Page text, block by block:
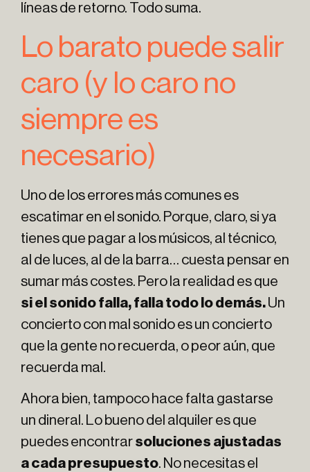
líneas de retorno. Todo suma.
Lo barato puede salir
caro (y lo caro no
siempre es
necesario)
Uno de los errores más comunes es
escatimar en el sonido. Porque, claro, si ya
tienes que pagar a los músicos, al técnico,
al de luces, al de la barra… cuesta pensar en
sumar más costes. Pero la realidad es que
si el sonido falla, falla todo lo demás.Un
concierto con mal sonido es un concierto
que la gente no recuerda, o peor aún, que
recuerda mal.
Ahora bien, tampoco hace falta gastarse
un dineral. Lo bueno del alquiler es que
puedes encontrarsoluciones ajustadas
a cada presupuesto. No necesitas el